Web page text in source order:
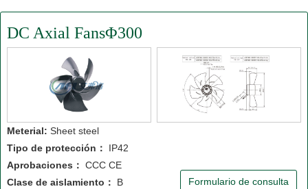
DC Axial FansΦ300
Formulario de consulta
Meterial: Sheet steel
Tipo de protección：
IP42
Aprobaciones： CCC CE
Clase de aislamiento：
B